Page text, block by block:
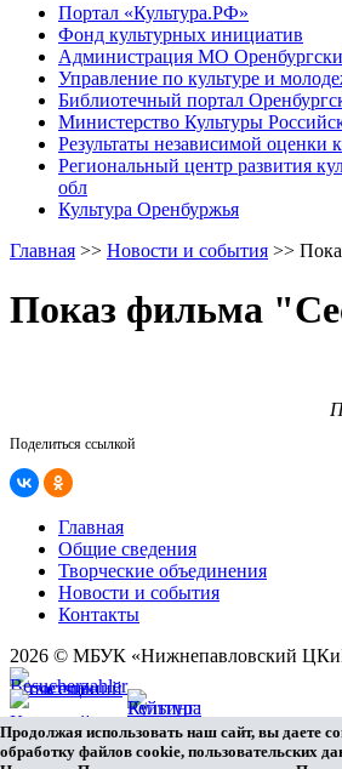
Портал «Культура.РФ»
Фонд культурных инициатив
Администрация МО
Управление по культуре и
Библиотечный портал
Министерство Культуры
Результаты независимой оценки
Региональный центр развития
обл
Культура Оренбуржья
Главная >> Новости и события >>
Показ фильма
Поделиться ссылкой
Главная
Общие сведения
Творческие объединения
Новости и события
Контакты
2026 © МБУК «Нижнепавловский
Карта сайта
Разработка сайта
Продолжая использовать наш сайт, вы даете
обработку файлов cookie, пользовательских